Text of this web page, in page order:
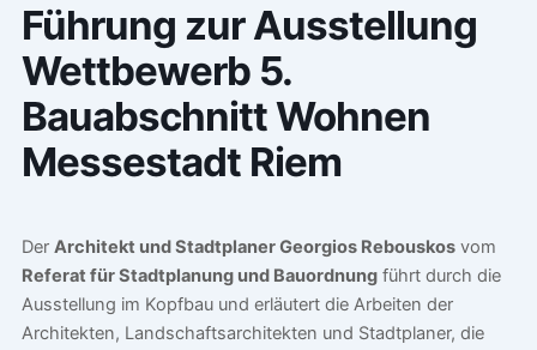
Führung zur Ausstellung
Wettbewerb 5.
Bauabschnitt Wohnen
Messestadt Riem
Der Architekt und Stadtplaner Georgios Rebouskosvom
Referat für Stadtplanung und Bauordnungführt durch die
Ausstellung im Kopfbau und erläutert die Arbeiten der
Architekten, Landschaftsarchitekten und Stadtplaner, die